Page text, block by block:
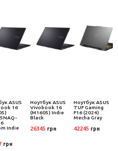
ASUS
16
Indie
грн
Ноутбук ASUS
Vivobook 16
(M1605) Indie
Black
26345 грн
Ноутбук ASUS
TUF Gaming
F16 (2024)
Mecha Gray
42245 грн